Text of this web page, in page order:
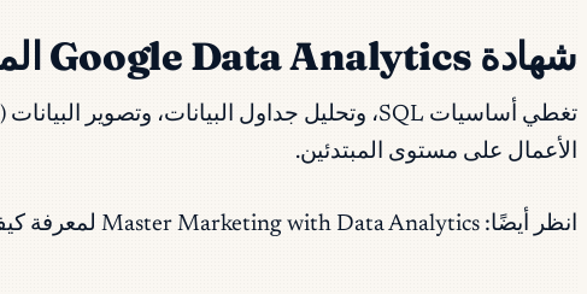
شهادة Google Data Analytics المهنية
الأعمال على مستوى المبتدئين.
انظر أيضًا: Master Marketing with Data Analytics لمعرفة كيف تنطبق هذه المهارات على الجانب التسويقي.